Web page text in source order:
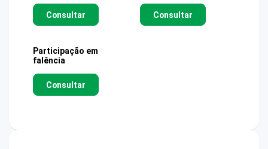
Consultar Consultar
Participação em
falência
Consultar